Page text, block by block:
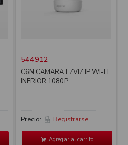
544912
C6N CAMARA EZVIZ IP WI-FI
INERIOR 1080P
Precio: Registrarse
Agregar al carrito